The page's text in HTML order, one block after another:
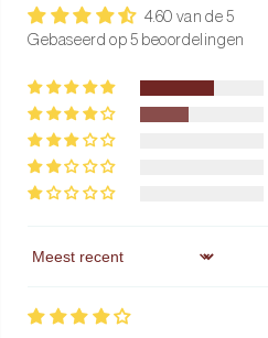
Zoals bij elke goede messenset
snel verkorten. Na het wassen, zorg
onmiddellijk en zorgvuldig afdroogt
Regelmatig slijpen
Voor blijvende scherpte is
harde voorwerpen te vermijden.
4.60 van de 5
Gebaseerd op 5 beoordelingen
Sort by